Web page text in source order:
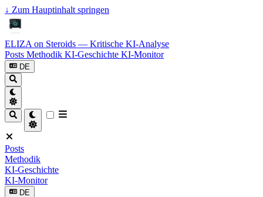
↓ Zum Hauptinhalt springen
ELIZA on Steroids — Kritische KI-Analyse
Posts Methodik KI-Geschichte KI-Monitor
DE
Posts
Methodik
KI-Geschichte
KI-Monitor
DE